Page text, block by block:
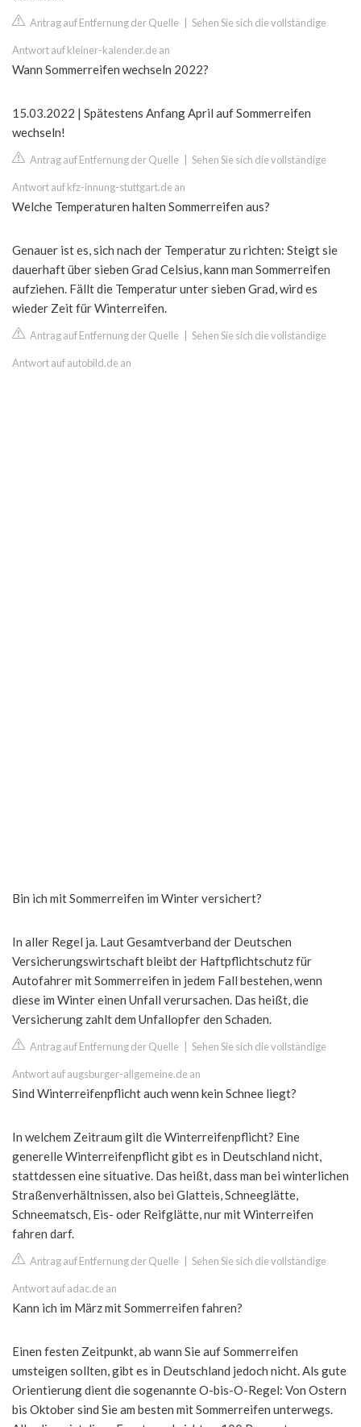
Antrag auf Entfernung der Quelle Sehen Sie sich die vollständige
Antwort auf kleiner-kalender.de an
Wann Sommerreifen wechseln 2022?
15.03.2022 | Spätestens Anfang April auf Sommerreifen
wechseln!
Antrag auf Entfernung der Quelle Sehen Sie sich die vollständige
Antwort auf kfz-innung-stuttgart.de an
Welche Temperaturen halten Sommerreifen aus?
Genauer ist es, sich nach der Temperatur zu richten: Steigt sie
dauerhaft über sieben Grad Celsius, kann man Sommerreifen
aufziehen. Fällt die Temperatur unter sieben Grad, wird es
wieder Zeit für Winterreifen.
Antrag auf Entfernung der Quelle Sehen Sie sich die vollständige
Antwort auf autobild.de an
Bin ich mit Sommerreifen im Winter versichert?
In aller Regel ja. Laut Gesamtverband der Deutschen
Versicherungswirtschaft bleibt der Haftpflichtschutz für
Autofahrer mit Sommerreifen in jedem Fall bestehen, wenn
diese im Winter einen Unfall verursachen. Das heißt, die
Versicherung zahlt dem Unfallopfer den Schaden.
Antrag auf Entfernung der Quelle Sehen Sie sich die vollständige
Antwort auf augsburger-allgemeine.de an
Sind Winterreifenpflicht auch wenn kein Schnee liegt?
In welchem Zeitraum gilt die Winterreifenpflicht? Eine
generelle Winterreifenpflicht gibt es in Deutschland nicht,
stattdessen eine situative. Das heißt, dass man bei winterlichen
Straßenverhältnissen, also bei Glatteis, Schneeglätte,
Schneematsch, Eis- oder Reifglätte, nur mit Winterreifen
fahren darf.
Antrag auf Entfernung der Quelle Sehen Sie sich die vollständige
Antwort auf adac.de an
Kann ich im März mit Sommerreifen fahren?
Einen festen Zeitpunkt, ab wann Sie auf Sommerreifen
umsteigen sollten, gibt es in Deutschland jedoch nicht. Als gute
Orientierung dient die sogenannte O-bis-O-Regel: Von Ostern
bis Oktober sind Sie am besten mit Sommerreifen unterwegs.